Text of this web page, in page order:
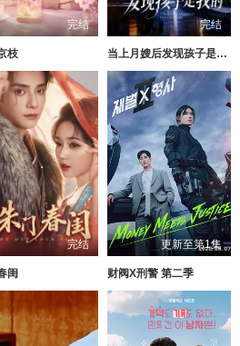
完结
枝
完结
当上月嫂后发现孩子是我的
完结
闺
更新至第1集
财阀X刑警 第二季